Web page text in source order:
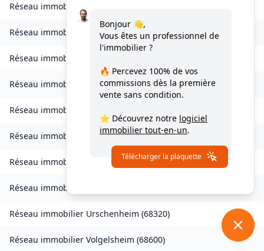
Réseau immobilier
Réseau immobilier Staffelfelden(68850)
Réseau immobilier
Réseau immobilier Tagolsheim(68720)
Réseau immobilier
Réseau immobilier Traubach-le-Bas(68210)
Réseau immobilier Turckheim(68230)
Réseau immobilier
Réseau immobilier Urschenheim (68320)
Réseau immobilier Volgelsheim (68600)
Bonjour 👋,
Vous êtes un professionnel de
l'immobilier ?
🔥 Percevez 100% de vos
commissions dès la première
vente sans condition.
⭐ Découvrez notre logiciel
immobilier tout-en-un.
Télécharger la plaquette